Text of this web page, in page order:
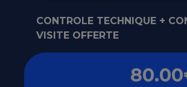
CONTROLE TECHNIQUE +
VISITE OFFERTE